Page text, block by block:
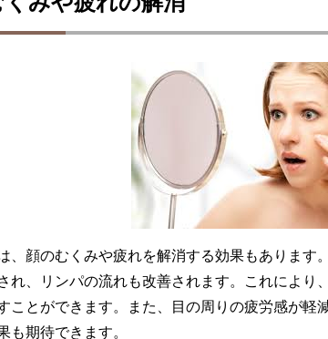
、顔のむくみや疲れを解消する効果もあります
れ、リンパの流れも改善されます。これにより
ことができます。また、目の周りの疲労感が軽
も期待できます。